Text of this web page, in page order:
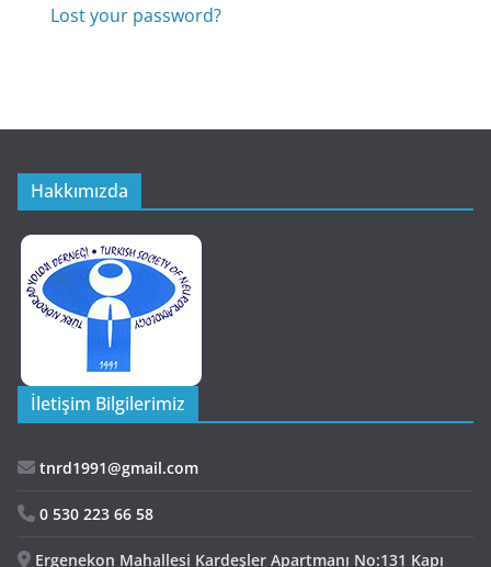
Lost your password?
Hakkımızda
İletişim Bilgilerimiz
tnrd1991@gmail.com
0 530 223 66 58
Ergenekon Mahallesi Kardeşler Apartmanı No:131 Kapı